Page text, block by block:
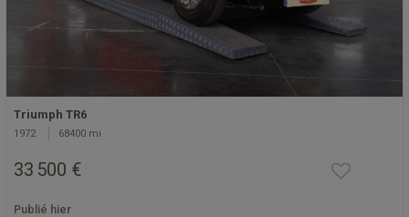
Triumph TR6
1972 68400 mi
33 500 €
Publié hier